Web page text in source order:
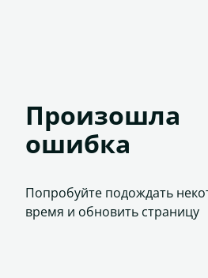
Произошла
ошибка
Попробуйте подождать
время и обновить страницу